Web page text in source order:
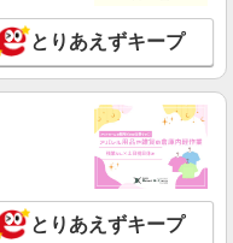
とりあえずキープ
とりあえずキープ